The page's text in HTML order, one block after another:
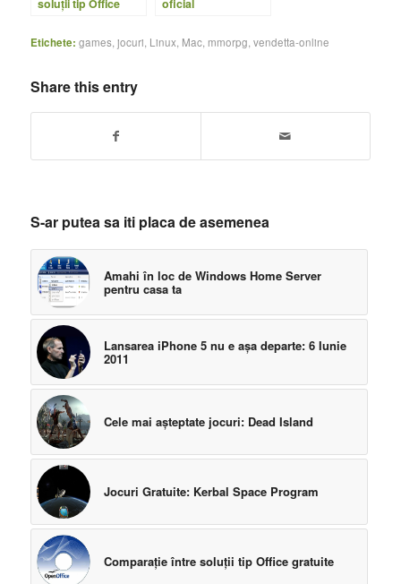
soluţii tip Office
oficial
Etichete: games, jocuri Linux Mac, mmorpg vendetta-online
Share this entry
S-ar putea sa iti placa de asemenea
Amahi în loc de Windows Home Server
pentru casa ta
Lansarea iPhone 5 nu e aşa departe: 6 Iunie
2011
Cele mai aşteptate jocuri: Dead Island
Jocuri Gratuite: Kerbal Space Program
Comparaţie între soluţii tip Office gratuite